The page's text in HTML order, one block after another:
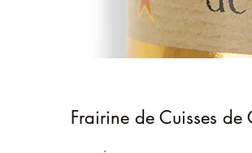
Frairine de Cuisses